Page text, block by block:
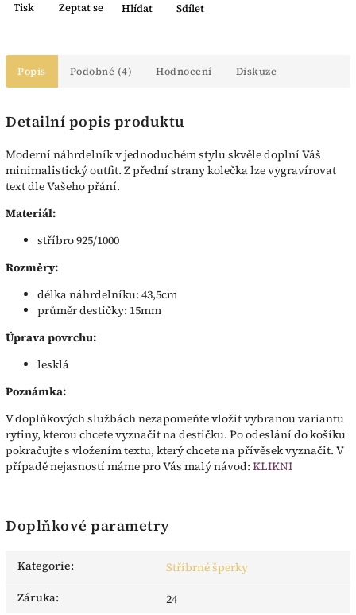
Tisk Zeptat se Hlídat Sdílet
Popis Podobné (4) Hodnocení Diskuze
Detailní popis produktu
Moderní náhrdelník v jednoduchém stylu skvěle doplní Váš
minimalistický outfit. Z přední strany kolečka lze vygravírovat
text dle Vašeho přání.
Materiál:
stříbro 925/1000
Rozměry:
délka náhrdelníku: 43,5cm
průměr destičky: 15mm
Úprava povrchu:
lesklá
Poznámka:
V doplňkových službách nezapomeňte vložit vybranou variantu
rytiny, kterou chcete vyznačit na destičku. Po odeslání do košíku
pokračujte s vložením textu, který chcete na přívěsek vyznačit. V
případě nejasností máme pro Vás malý návod: KLIKNI
Doplňkové parametry
Kategorie:
Stříbrné šperky
Záruka: 24